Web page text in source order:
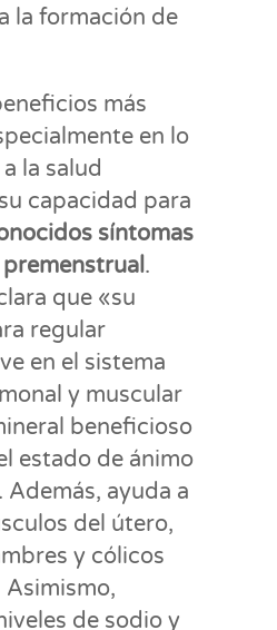
la formación de
más
en lo
la salud
capacidad para
síntomas
.
que «su
regular
en el sistema
y muscular
beneficioso
estado de ánimo
Además, ayuda a
del útero,
y cólicos
de sodio y